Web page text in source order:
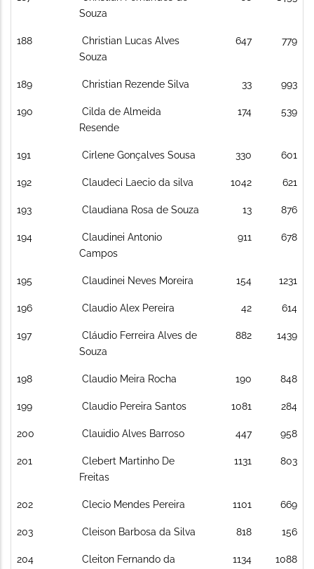
Souza
188
Christian Lucas Alves
Souza
647 779
189 Christian Rezende Silva 33 993
190
Cilda de Almeida
Resende
174 539
191 Cirlene Gonçalves Sousa 330 601
192 Claudeci Laecio da silva 1042 621
193 Claudiana Rosa de Souza 13 876
194
Claudinei Antonio
Campos
911 678
195 Claudinei Neves Moreira 154 1231
196 Claudio Alex Pereira 42 614
197
Cláudio Ferreira Alves de
Souza
882 1439
198 Claudio Meira Rocha 190 848
199 Claudio Pereira Santos 1081 284
200 Clauidio Alves Barroso 447 958
201
Clebert Martinho De
Freitas
1131 803
202 Clecio Mendes Pereira 1101 669
203 Cleison Barbosa da Silva 818 156
204
Cleiton Fernando da
1134 1088